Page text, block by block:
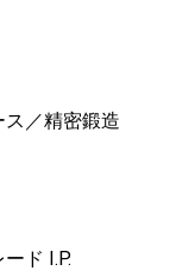
／精密鍛造
ド I.P.